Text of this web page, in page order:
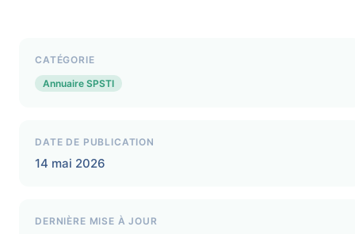
CATÉGORIE
Annuaire SPSTI
DATE DE PUBLICATION
14 mai 2026
DERNIÈRE MISE À JOUR